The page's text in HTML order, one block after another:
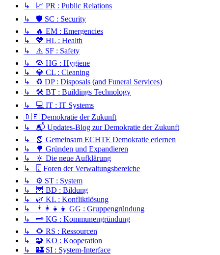
↳ 📈 PR : Public Relations
↳ 🛡️ SC : Security
↳ 🔥 EM : Emergencies
↳ 💖 HL : Health
↳ ⚠️ SF : Safety
↳ 🦠 HG : Hygiene
↳ 💎 CL : Cleaning
↳ ♻️ DP : Disposals (and Funeral Services)
↳ 🛠️ BT : Buildings Technology
↳ 💻 IT : IT Systems
🇩🇪 Demokratie der Zukunft
↳ 📬 Updates-Blog zur Demokratie der Zukunft
↳ 📗 Gemeinsam ECHTE Demokratie erlernen
↳ 🌳 Gründen und Expandieren
↳ 🔆 Die neue Aufklärung
↳ 🗄️ Foren der Verwaltungsbereiche
↳ ⚙️ ST : System
↳ 🦉 BD : Bildung
↳ 🌿 KL : Konfliktlösung
↳ 👨‍👩‍👧‍👦 GG : Gruppengründung
↳ 🗝️ KG : Kommunengründung
↳ 🌻 RS : Ressourcen
↳ 🧩 KO : Kooperation
↳ 🏰 SI : System-Interface